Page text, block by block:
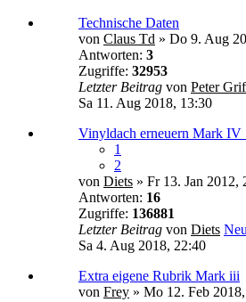
Technische Daten
von Claus Td » Do 9. Aug
Antworten: 3
Zugriffe: 32953
Letzter Beitrag von Peter
Sa 11. Aug 2018, 13:30
Vinyldach erneuern Mark IV
1
2
von Diets » Fr 13. Jan 2012,
Antworten: 16
Zugriffe: 136881
Letzter Beitrag von Diets
Sa 4. Aug 2018, 22:40
Extra eigene Rubrik Mark iii
von Frey » Mo 12. Feb